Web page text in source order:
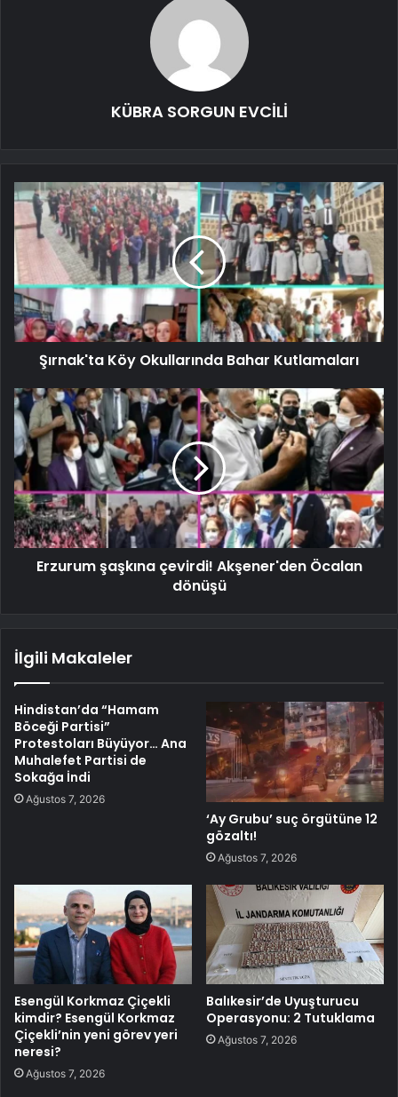
KÜBRA SORGUN EVCİLİ
Şırnak'ta Köy Okullarında Bahar Kutlamaları
Erzurum şaşkına çevirdi! Akşener'den Öcalan
dönüşü
İlgili Makaleler
Hindistan’da “Hamam
Böceği Partisi”
Protestoları Büyüyor… Ana
Muhalefet Partisi de
Sokağa İndi
Ağustos 7, 2026
‘Ay Grubu’ suç örgütüne 12
gözaltı!
Ağustos 7, 2026
Esengül Korkmaz Çiçekli
kimdir? Esengül Korkmaz
Çiçekli’nin yeni görev yeri
neresi?
Ağustos 7, 2026
Balıkesir’de Uyuşturucu
Operasyonu: 2 Tutuklama
Ağustos 7, 2026